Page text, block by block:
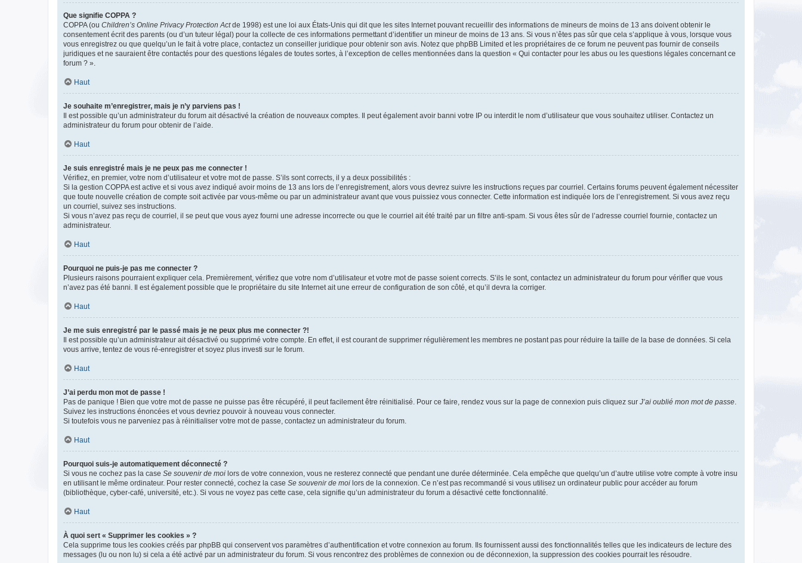
Que signifie COPPA ?
COPPA (ou Children’s Online Privacy Protection Actde 1998) est une loi aux États-Unis qui dit que les sites Internet pouvant recueillir des informations de mineurs de moins de 13 ans doivent obtenir le
consentement écrit des parents (ou d’un tuteur légal) pour la collecte de ces informations permettant d’identifier un mineur de moins de 13 ans. Si vous n’êtes pas sûr que cela s’applique à vous, lorsque vous
vous enregistrez ou que quelqu’un le fait à votre place, contactez un conseiller juridique pour obtenir son avis. Notez que phpBB Limited et les propriétaires de ce forum ne peuvent pas fournir de conseils
juridiques et ne sauraient être contactés pour des questions légales de toutes sortes, à l’exception de celles mentionnées dans la question « Qui contacter pour les abus ou les questions légales concernant ce
forum ? ».
Haut
Je souhaite m’enregistrer, mais je n’y parviens pas !
Il est possible qu’un administrateur du forum ait désactivé la création de nouveaux comptes. Il peut également avoir banni votre IP ou interdit le nom d’utilisateur que vous souhaitez utiliser. Contactez un
administrateur du forum pour obtenir de l’aide.
Haut
Je suis enregistré mais je ne peux pas me connecter !
Vérifiez, en premier, votre nom d’utilisateur et votre mot de passe. S’ils sont corrects, il y a deux possibilités :
Si la gestion COPPA est active et si vous avez indiqué avoir moins de 13 ans lors de l’enregistrement, alors vous devrez suivre les instructions reçues par courriel. Certains forums peuvent également nécessiter
que toute nouvelle création de compte soit activée par vous-même ou par un administrateur avant que vous puissiez vous connecter. Cette information est indiquée lors de l’enregistrement. Si vous avez reçu
un courriel, suivez ses instructions.
Si vous n’avez pas reçu de courriel, il se peut que vous ayez fourni une adresse incorrecte ou que le courriel ait été traité par un filtre anti-spam. Si vous êtes sûr de l’adresse courriel fournie, contactez un
administrateur.
Haut
Pourquoi ne puis-je pas me connecter ?
Plusieurs raisons pourraient expliquer cela. Premièrement, vérifiez que votre nom d’utilisateur et votre mot de passe soient corrects. S’ils le sont, contactez un administrateur du forum pour vérifier que vous
n’avez pas été banni. Il est également possible que le propriétaire du site Internet ait une erreur de configuration de son côté, et qu’il devra la corriger.
Haut
Je me suis enregistré par le passé mais je ne peux plus me connecter ?!
Il est possible qu’un administrateur ait désactivé ou supprimé votre compte. En effet, il est courant de supprimer régulièrement les membres ne postant pas pour réduire la taille de la base de données. Si cela
vous arrive, tentez de vous ré-enregistrer et soyez plus investi sur le forum.
Haut
J’ai perdu mon mot de passe !
Pas de panique ! Bien que votre mot de passe ne puisse pas être récupéré, il peut facilement être réinitialisé. Pour ce faire, rendez vous sur la page de connexion puis cliquez sur J’ai oublié mon mot de passe.
Suivez les instructions énoncées et vous devriez pouvoir à nouveau vous connecter.
Si toutefois vous ne parveniez pas à réinitialiser votre mot de passe, contactez un administrateur du forum.
Haut
Pourquoi suis-je automatiquement déconnecté ?
Si vous ne cochez pas la case Se souvenir de moi lors de votre connexion, vous ne resterez connecté que pendant une durée déterminée. Cela empêche que quelqu’un d’autre utilise votre compte à votre insu
en utilisant le même ordinateur. Pour rester connecté, cochez la case Se souvenir de moi lors de la connexion. Ce n’est pas recommandé si vous utilisez un ordinateur public pour accéder au forum
(bibliothèque, cyber-café, université, etc.). Si vous ne voyez pas cette case, cela signifie qu’un administrateur du forum a désactivé cette fonctionnalité.
Haut
À quoi sert « Supprimer les cookies » ?
Cela supprime tous les cookies créés par phpBB qui conservent vos paramètres d’authentification et votre connexion au forum. Ils fournissent aussi des fonctionnalités telles que les indicateurs de lecture des
messages (lu ou non lu) si cela a été activé par un administrateur du forum. Si vous rencontrez des problèmes de connexion ou de déconnexion, la suppression des cookies pourrait les résoudre.